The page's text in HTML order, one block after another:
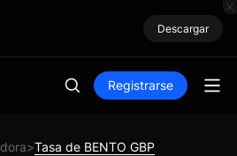
Descargar
Registrarse
>Tasa de BENTO GBP